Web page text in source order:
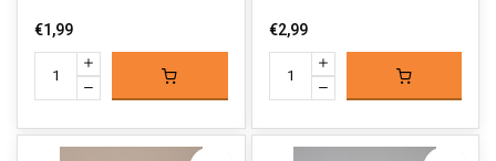
€1,99 €2,99